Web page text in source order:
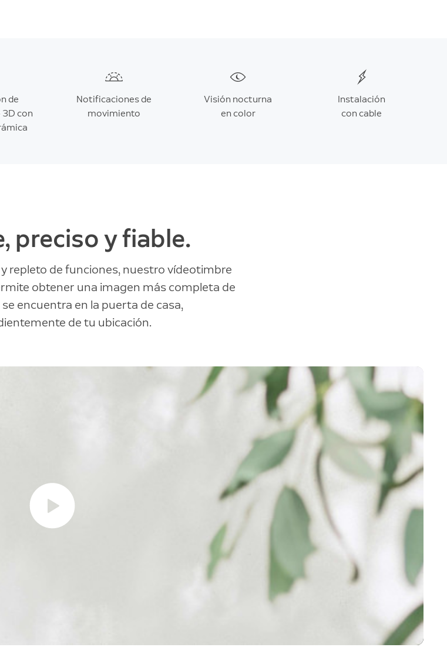
de
con
Notificaciones de
movimiento
Visión nocturna
en color
Instalación
con cable
preciso y fiable.
repleto de funciones, nuestro vídeotimbre
obtener una imagen más completa de
encuentra en la puerta de casa,
de tu ubicación.